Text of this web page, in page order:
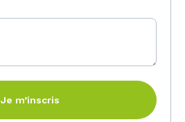
Je m’inscris